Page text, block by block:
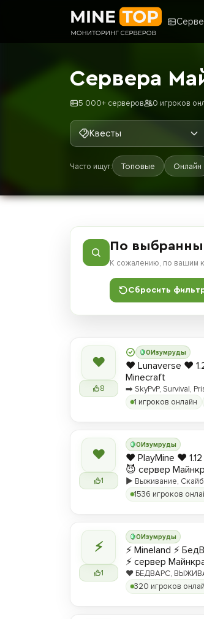
Сервера
5 000+ серверов 0 игроков
Квесты
Часто ищут: Топовые Онлайн
По
К сожалению, по вашим
Сбросить
❤
8
0Изумруды
❤️ Lunaverse ❤️
Minecraft
➡️ SkyPvP, Survival,
1 игроков онлайн
❤
1
0Изумруды
❤️ PlayMine ❤️
😈 сервер
▶️ Выживание,
1536 игроков
⚡
1
0Изумруды
⚡ Mineland ⚡
⚡ сервер
❤️ БЕДВАРС,
hype.play-ml.ru ❤️
320 игроков